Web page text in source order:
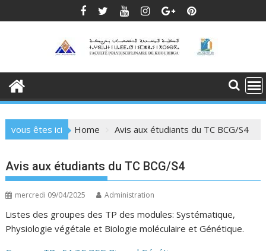
to
vous êtes ici Home Avis aux étudiants du TC BCG/S4
Avis aux étudiants du TC BCG/S4
mercredi 09/04/2025 Administration
Listes des groupes des TP des modules: Systématique,
Physiologie végétale et Biologie moléculaire et Génétique.